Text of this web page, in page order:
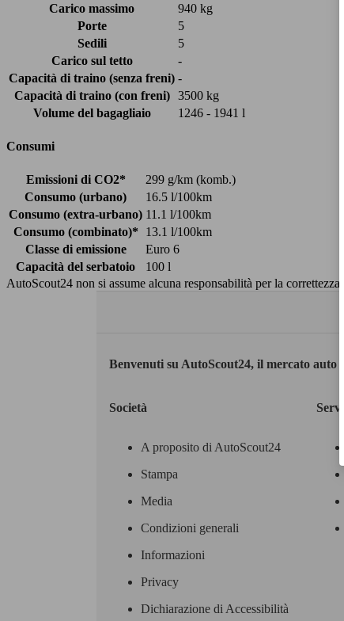
Carico massimo
940 kg
Porte
5
Sedili
5
Carico sul tetto
-
Capacità di traino (senza freni) -
Capacità di traino (con freni)
3500 kg
Volume del bagagliaio
1246 - 1941 l
Consumi
Emissioni di CO2*
299 g/km (komb.)
Consumo (urbano)
16.5 l/100km
Consumo (extra-urbano) 11.1 l/100km
Consumo (combinato)*
13.1 l/100km
Classe di emissione
Euro 6
Capacità del serbatoio
100 l
AutoScout24 non si assume alcuna responsabilità per la correttezza
Benvenuti su AutoScout24, il mercato auto
Società
A proposito di AutoScout24
Stampa
Media
Condizioni generali
Informazioni
Privacy
Dichiarazione di Accessibilità